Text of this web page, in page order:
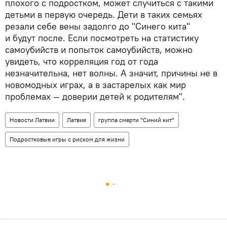
плохого с подростком, может случиться с такими
детьми в первую очередь. Дети в таких семьях
резали себе вены задолго до "Синего кита"
и будут после. Если посмотреть на статистику
самоубийств и попыток самоубийств, можно
увидеть, что корреляция год от года
незначительна, нет волны. А значит, причины не в
новомодных играх, а в застарелых как мир
проблемах — доверии детей к родителям".
Новости Латвии Латвия группа смерти "Синий кит"
Подростковые игры с риском для жизни